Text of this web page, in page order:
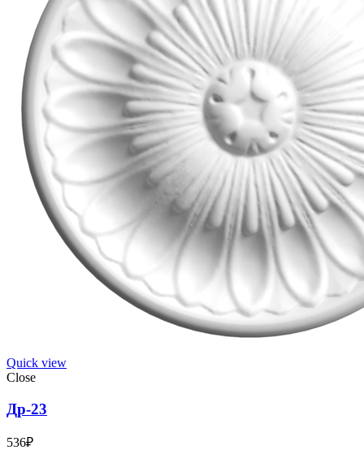
Quick view
Close
Др-23
536₽